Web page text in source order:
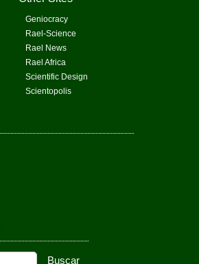
Geniocracy
Rael-Science
Rael News
Rael Africa
Scientific Design
Scientopolis